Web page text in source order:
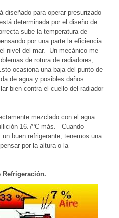
diseñado para operar presurizado
determinada por el diseño de
sube la temperatura de
por una parte la eficiencia
nivel del mar. Un mecánico me
de rotura de radiadores,
ocasiona una baja del punto de
de agua y posibles daños
bien contra el cuello del radiador
mezclado con el agua
16.7ºC más. Cuando
buen refrigerante, tenemos una
por la altura o la
Refrigeración.